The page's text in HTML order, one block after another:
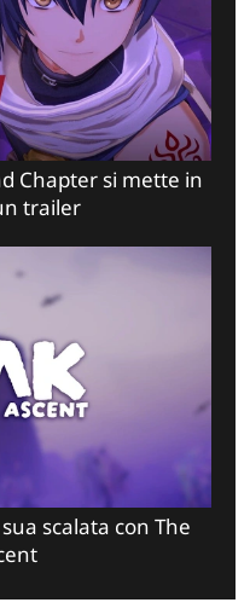
Chapter si mette in
trailer
scalata con The